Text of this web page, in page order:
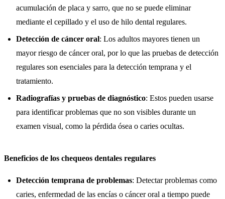
acumulación de placa y sarro, que no se puede eliminar
mediante el cepillado y el uso de hilo dental regulares.
Detección de cáncer oral: Los adultos mayores tienen un
mayor riesgo de cáncer oral, por lo que las pruebas de detección
regulares son esenciales para la detección temprana y el
tratamiento.
Radiografías y pruebas de diagnóstico: Estos pueden usarse
para identificar problemas que no son visibles durante un
examen visual, como la pérdida ósea o caries ocultas.
Beneficios de los chequeos dentales regulares
Detección temprana de problemas: Detectar problemas como
caries, enfermedad de las encías o cáncer oral a tiempo puede